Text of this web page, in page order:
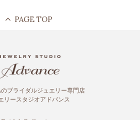
のブライダルジュエリー専門店
リースタジオアドバンス